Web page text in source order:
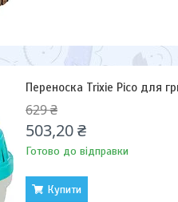
Переноска Trixie Pico для
629 ₴
503,20 ₴
Готово до відправки
Купити